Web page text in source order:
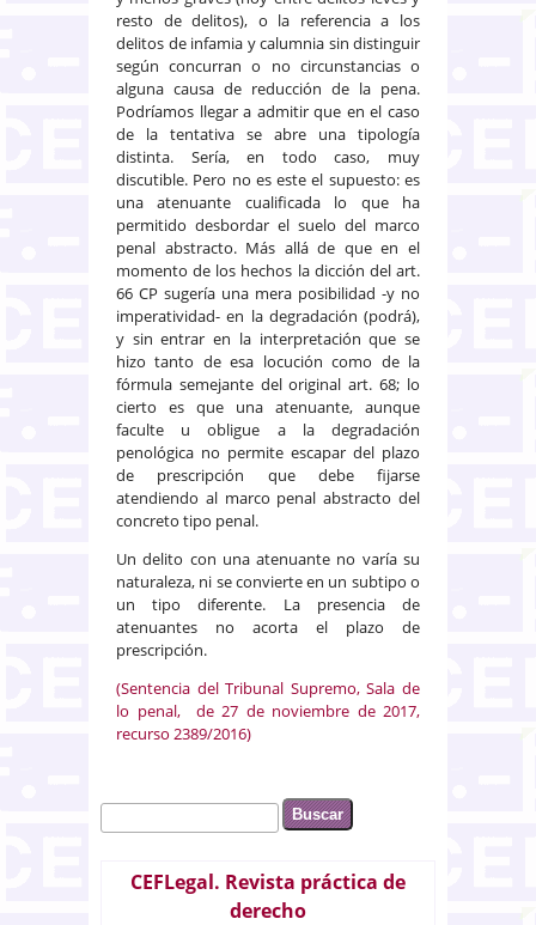
resto de delitos), o la referencia a los
delitos de infamia y calumnia sin distinguir
según concurran o no circunstancias o
alguna causa de reducción de la pena.
Podríamos llegar a admitir que en el caso
de la tentativa se abre una tipología
distinta. Sería, en todo caso, muy
discutible. Pero no es este el supuesto: es
una atenuante cualificada lo que ha
permitido desbordar el suelo del marco
penal abstracto. Más allá de que en el
momento de los hechos la dicción del art.
66 CP sugería una mera posibilidad -y no
imperatividad- en la degradación (podrá),
y sin entrar en la interpretación que se
hizo tanto de esa locución como de la
fórmula semejante del original art. 68; lo
cierto es que una atenuante, aunque
faculte u obligue a la degradación
penológica no permite escapar del plazo
de prescripción que debe fijarse
atendiendo al marco penal abstracto del
concreto tipo penal.
Un delito con una atenuante no varía su
naturaleza, ni se convierte en un subtipo o
un tipo diferente. La presencia de
atenuantes no acorta el plazo de
prescripción.
(Sentencia del Tribunal Supremo, Sala de
lo penal, de 27 de noviembre de 2017,
recurso 2389/2016)
Formulario de búsqueda
Buscar
CEFLegal. Revista práctica de
derecho